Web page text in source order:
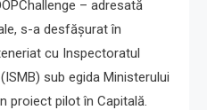
– adresată
s-a desfășurat în
cu Inspectoratul
sub egida Ministerului
proiect pilot în Capitală.